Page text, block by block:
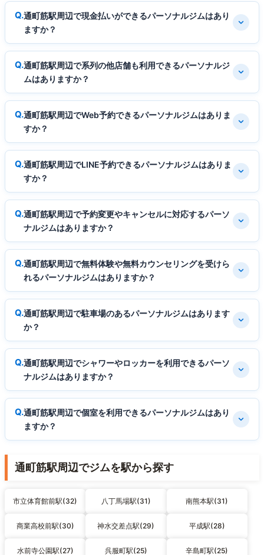
通町筋駅周辺で現金払いができるパーソナルジムはあり
ますか？
通町筋駅周辺で系列の他店舗も利用できるパーソナルジ
ムはありますか？
通町筋駅周辺でWeb予約できるパーソナルジムはありま
すか？
通町筋駅周辺でLINE予約できるパーソナルジムはありま
すか？
通町筋駅周辺で予約変更やキャンセルに対応するパーソ
ナルジムはありますか？
通町筋駅周辺で無料体験や無料カウンセリングを受けら
れるパーソナルジムはありますか？
通町筋駅周辺で駐車場のあるパーソナルジムはあります
か？
通町筋駅周辺でシャワーやロッカーを利用できるパーソ
ナルジムはありますか？
通町筋駅周辺で個室を利用できるパーソナルジムはあり
ますか？
通町筋駅周辺でジムを駅から探す
市立体育館前駅(32) 八丁馬場駅(31) 南熊本駅(31)
商業高校前駅(30) 神水交差点駅(29) 平成駅(28)
水前寺公園駅(27) 呉服町駅(25) 辛島町駅(25)